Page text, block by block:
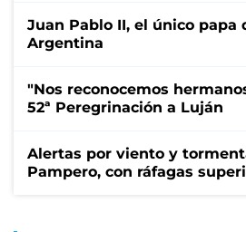
Juan Pablo II, el único papa
Argentina
"Nos reconocemos
52ª Peregrinación a Luján
Alertas por viento y
Pampero, con ráfagas